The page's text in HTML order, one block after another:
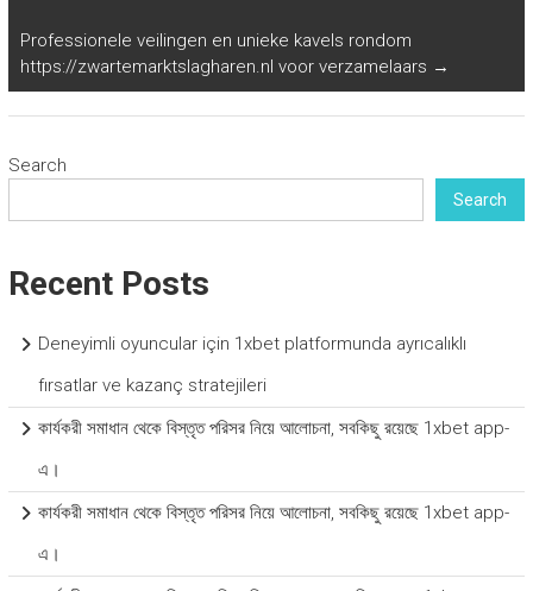
Professionele veilingen en unieke kavels rondom
https://zwartemarktslagharen.nl voor verzamelaars →
Search
Search
Recent Posts
Deneyimli oyuncular için 1xbet platformunda ayrıcalıklı
fırsatlar ve kazanç stratejileri
কার্যকরী সমাধান থেকে বিস্তৃত পরিসর নিয়ে আলোচনা, সবকিছু রয়েছে 1xbet app-
এ।
কার্যকরী সমাধান থেকে বিস্তৃত পরিসর নিয়ে আলোচনা, সবকিছু রয়েছে 1xbet app-
এ।